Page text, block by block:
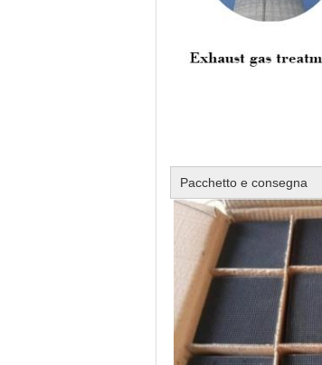
Pacchetto e consegna